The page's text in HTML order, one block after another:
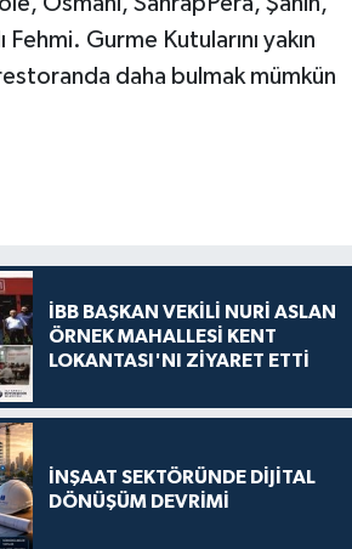
Gurme Kutularını yakın
daha bulmak mümkün
İBB BAŞKAN VEKİLİ NURİ ASLAN
ÖRNEK MAHALLESİ KENT
LOKANTASI'NI ZİYARET ETTİ
İNŞAAT SEKTÖRÜNDE DİJİTAL
DÖNÜŞÜM DEVRİMİ